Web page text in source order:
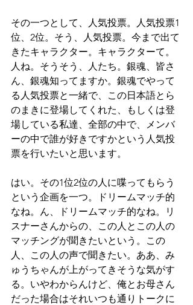
その一つとして、人気投票。人気投票1
位、2位。そう、人気投票。今まで出て
きたキャラクター。キャラクターて。
人ね。そうそう、人たち。銀魂、皆さ
ん、銀魂知ってますか。銀魂でやって
る人気投票と一緒で、この日本語とら
のまきに登場してくれた、もしくは登
場している私達、全部の中で、メンバ
ーの中で誰が好きですかという人気投
票を行いたいと思います。
はい。その1位2位の人に喋ってもらう
という企画を一つ。ドリームマッチ的
なね。ん、ドリームマッチ的なね。リ
スナーさんからの、この人とこの人の
マッチングが聞きたいという。この
人、この人の声で聞きたい。ああ、み
ゅうちゃんが上がってきそうな気がす
る。いやわからんけど、俺とお母さん
だった場合はそれいつも通りトークに